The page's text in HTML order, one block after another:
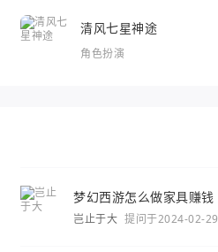
清风七星神途
角色扮演
梦幻西游怎么做家具赚钱
岂止于大 提问于2024-02-29